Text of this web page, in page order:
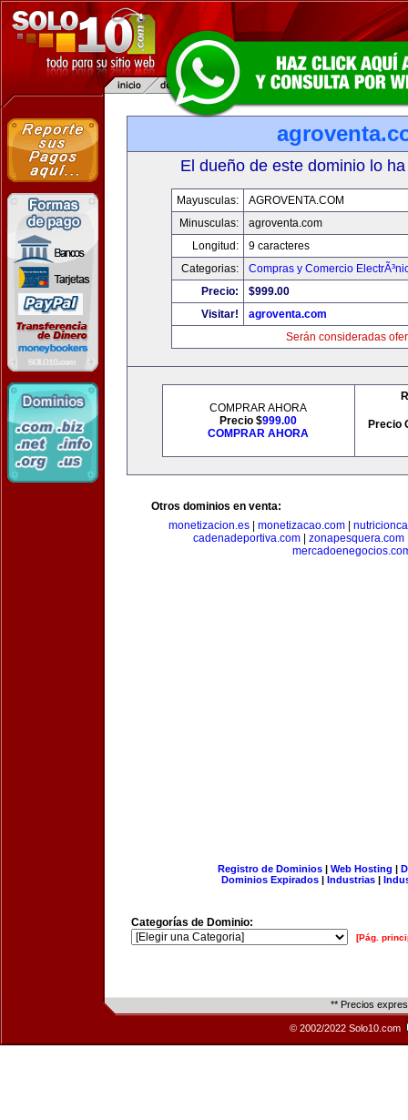
El dueño de este dominio lo
Mayusculas:
AGROVENTA.COM
Minusculas:
agroventa.com
Longitud:
9 caracteres
Categorias:
Compras y Comercio
Precio:
$999.00
Visitar!
agroventa.com
Serán consideradas
COMPRAR AHORA
Precio $999.00
COMPRAR AHORA
Precio
Otros dominios en venta:
monetizacion.es| monetizacao.com|
cadenadeportiva.com
zonapesquera.com
Registro de Dominios| Web Hosting |
Dominios Expirados | Industrias |
Categorías de Dominio:
[Pág.
** Precios
© 2002/2022 Solo10.com